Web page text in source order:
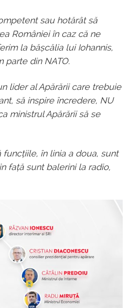
sau hotărât să
României în caz că ne
la bășcălia lui Iohannis,
parte din NATO.
lider al Apărării care trebuie
să inspire încredere, NU
ministrul Apărării să se
în linia a doua, sunt
față sunt balerini la radio,